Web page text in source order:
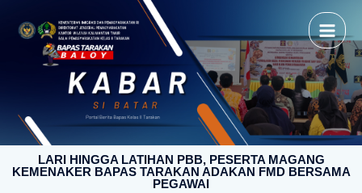
LARI HINGGA LATIHAN PBB, PESERTA MAGANG
KEMENAKER BAPAS TARAKAN ADAKAN FMD BERSAMA
PEGAWAI